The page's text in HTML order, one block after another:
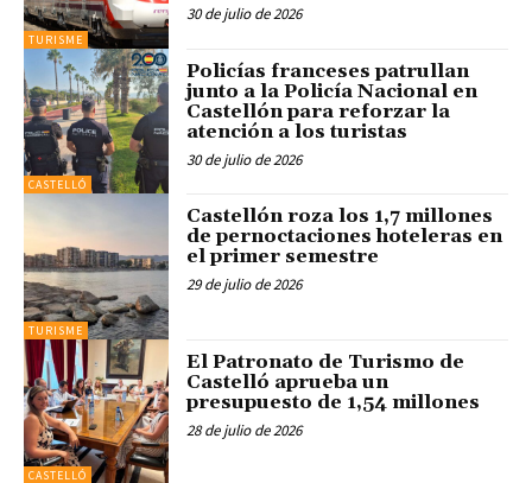
TURISME
30 de julio de 2026
CASTELLÓ
Policías franceses patrullan
junto a la Policía Nacional en
Castellón para reforzar la
atención a los turistas
30 de julio de 2026
TURISME
Castellón roza los 1,7 millones
de pernoctaciones hoteleras en
el primer semestre
29 de julio de 2026
CASTELLÓ
El Patronato de Turismo de
Castelló aprueba un
presupuesto de 1,54 millones
28 de julio de 2026